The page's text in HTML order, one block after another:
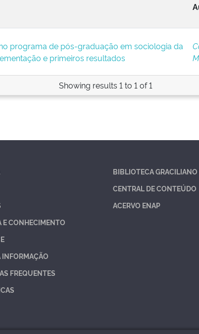
programa de pós-graduação em sociologia da
e primeiros resultados
Showing results 1 to 1 of 1
E CONHECIMENTO
INFORMAÇÃO
FREQUENTES
BIBLIOTECA GRACILIANO
CENTRAL DE CONTEÚDO
ACERVO ENAP